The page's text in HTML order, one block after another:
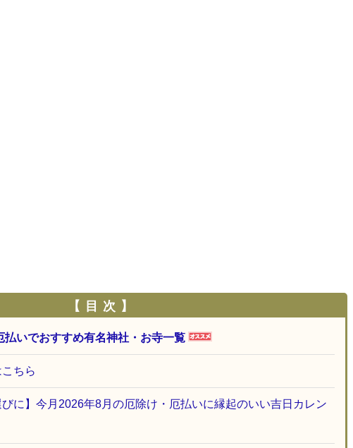
【 目 次 】
払いでおすすめ有名神社・お寺一覧
ちら
びに】今月2026年8月の厄除け・厄払いに縁起のいい吉日カレン